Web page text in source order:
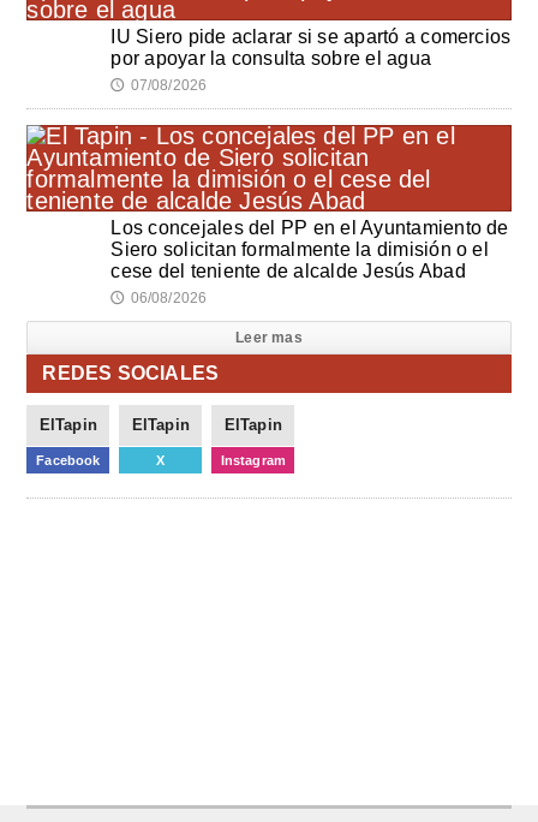
IU Siero pide aclarar si se apartó a comercios
por apoyar la consulta sobre el agua
🕔 07/08/2026
Los concejales del PP en el Ayuntamiento de
Siero solicitan formalmente la dimisión o el
cese del teniente de alcalde Jesús Abad
🕔 06/08/2026
Leer mas
REDES SOCIALES
ElTapin
Facebook
ElTapin
X
ElTapin
Instagram